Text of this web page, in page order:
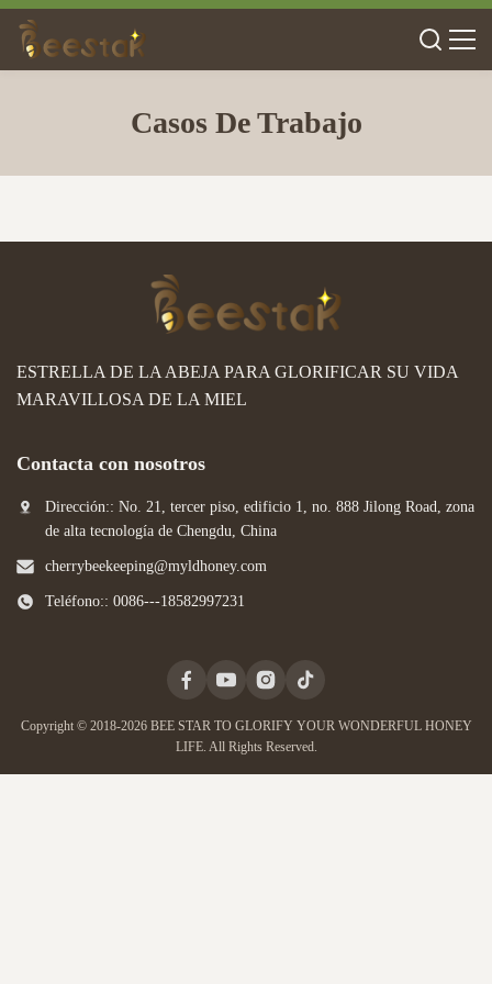
Casos De Trabajo
ESTRELLA DE LA ABEJA PARA GLORIFICAR SU VIDA
MARAVILLOSA DE LA MIEL
Contacta con nosotros
Dirección:: No. 21, tercer piso, edificio 1, no. 888 Jilong Road, zona
de alta tecnología de Chengdu, China
cherrybeekeeping@myldhoney.com
Teléfono:: 0086---18582997231
Copyright © 2018-2026 BEE STAR TO GLORIFY YOUR WONDERFUL HONEY
LIFE. All Rights Reserved.